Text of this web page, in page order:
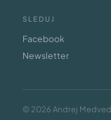
SLEDUJ
Facebook
Newsletter
© 2026 Andrej